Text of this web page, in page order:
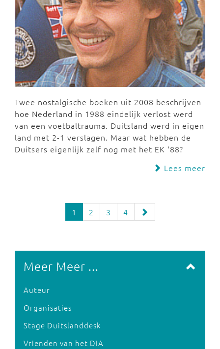
Twee nostalgische boeken uit 2008 beschrijven
hoe Nederland in 1988 eindelijk verlost werd
van een voetbaltrauma. Duitsland werd in eigen
land met 2-1 verslagen. Maar wat hebben de
Duitsers eigenlijk zelf nog met het EK ‘88?
Lees meer
1 2 3 4
Meer Meer ...
Auteur
Organisaties
Stage Duitslanddesk
Vrienden van het DIA